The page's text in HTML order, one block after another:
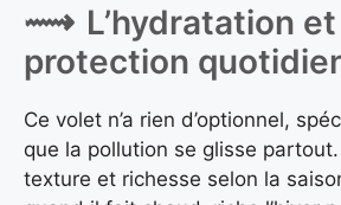
L’hydratation
protection
Ce volet n’a rien d’optionnel,
que la pollution se glisse
texture et richesse selon la